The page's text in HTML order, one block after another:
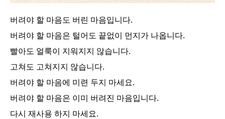
버려야 할 마음도 버린 마음입니다.
버려야 할 마음은 털어도 끝없이 먼지가 나옵니다.
빨아도 얼룩이 지워지지 않습니다.
고쳐도 고쳐지지 않습니다.
버려야 할 마음에 미련 두지 마세요.
버려야 할 마음은 이미 버려진 마음입니다.
다시 재사용 하지 마세요.